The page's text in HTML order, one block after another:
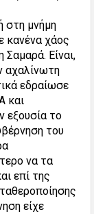
στη μνήμη
κανένα χάος
Είναι,
αχαλίνωτη
εδραίωσε
και
εξουσία το
του
να τα
επί της
είχε